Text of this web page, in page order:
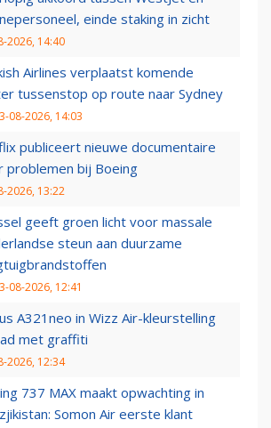
einde staking in zicht
2026, 14:40
Airlines verplaatst komende
tussenstop op route naar Sydney
08-2026, 14:03
publiceert nieuwe documentaire
problemen bij Boeing
2026, 13:22
geeft groen licht voor massale
steun aan duurzame
08-2026, 12:41
A321neo in Wizz Air-kleurstelling
met graffiti
2026, 12:34
737 MAX maakt opwachting in
Somon Air eerste klant